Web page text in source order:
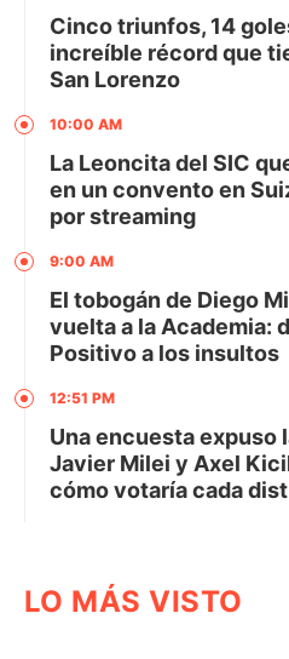
Cinco triunfos, 14
increíble récord que
San Lorenzo
10:00 AM
La Leoncita del SIC
en un convento en
por streaming
9:00 AM
El tobogán de Diego
vuelta a la Academia:
Positivo a los insultos
12:51 PM
Una encuesta expuso
Javier Milei y Axel
cómo votaría cada
LO MÁS VISTO